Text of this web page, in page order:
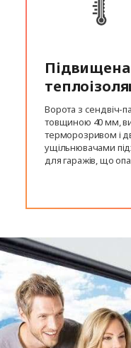
Підвищена
Ворота з сендвіч-
товщиною 40 мм,
терморозривом і
ущільнювачами
для гаражів, що